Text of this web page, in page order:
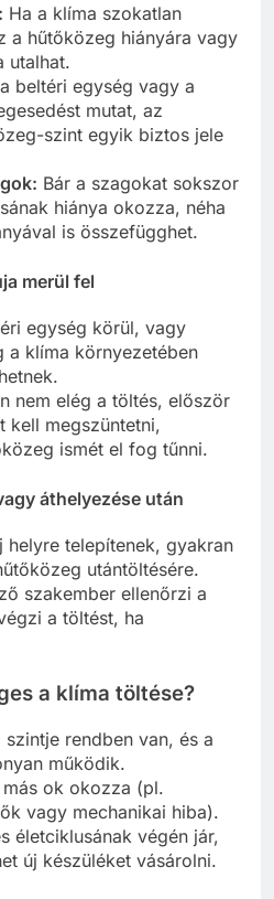
Ha a klíma szokatlan
a hűtőközeg hiányára vagy
utalhat.
beltéri egység vagy a
mutat, az
szint egyik biztos jele
Bár a szagokat sokszor
hiánya okozza, néha
is összefügghet.
merül fel
egység körül, vagy
a klíma környezetében
nem elég a töltés, először
kell megszüntetni,
ismét el fog tűnni.
áthelyezése után
helyre telepítenek, gyakran
utántöltésére.
szakember ellenőrzi a
a töltést, ha
a klíma töltése?
rendben van, és a
működik.
ok okozza (pl.
vagy mechanikai hiba).
életciklusának végén jár,
új készüléket vásárolni.